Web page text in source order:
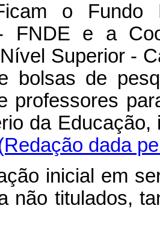
o Fundo
FNDE e a
Superior -
bolsas de
professores
da
dada
inicial em
não titulados,